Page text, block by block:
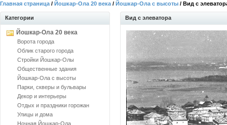
Главная страница / Йошкар-Ола 20 века / Йошкар-Ола с высоты / Вид с
Категории
Йошкар-Ола 20 века
Ворота города
Облик старого города
Стройки Йошкар-Олы
Общественные здания
Йошкар-Ола с высоты
Парки, скверы и бульвары
Декор и интерьеры
Отдых и праздники горожан
Улицы и дома
Ночная Йошкар-Ола
Вид с элеватора